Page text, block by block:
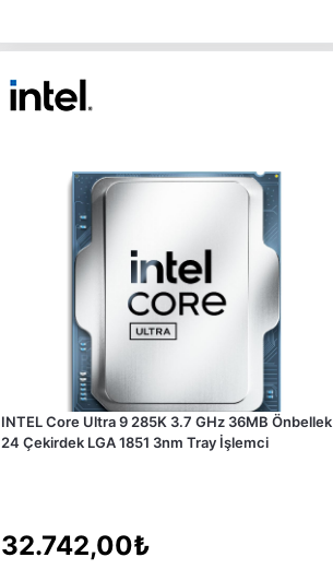
INTEL Core Ultra 9 285K 3.7 GHz 36MB Önbellek
24 Çekirdek LGA 1851 3nm Tray İşlemci
32.742,00₺